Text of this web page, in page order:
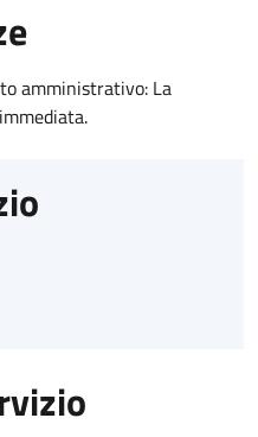
amministrativo: La